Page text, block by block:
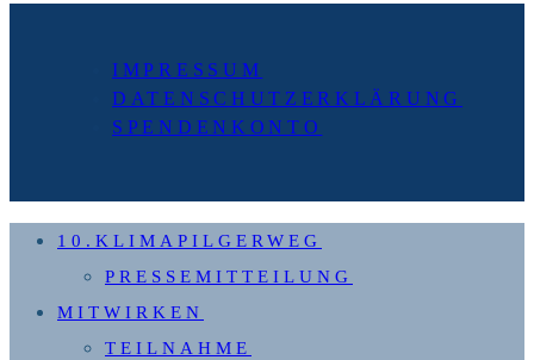
IMPRESSUM
DATENSCHUTZERKLÄRUNG
SPENDENKONTO
10.KLIMAPILGERWEG
PRESSEMITTEILUNG
MITWIRKEN
TEILNAHME